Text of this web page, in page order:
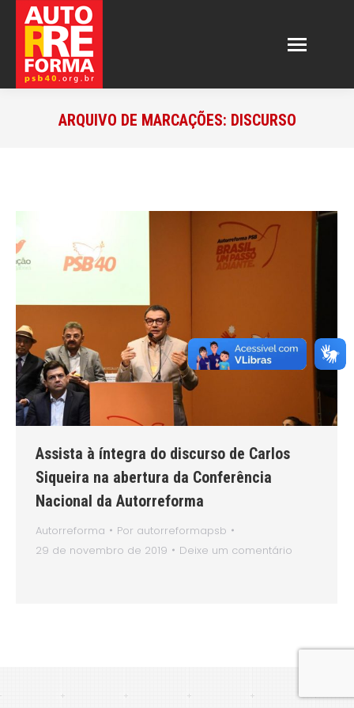
ARQUIVO DE MARCAÇÕES: DISCURSO
Assista à íntegra do discurso de Carlos
Siqueira na abertura da Conferência
Nacional da Autorreforma
Autorreforma Por autorreformapsb
29 de novembro de 2019
Deixe um comentário